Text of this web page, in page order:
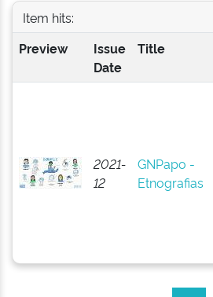
Item hits:
Preview
Issue
Date
Title
2021-
12
GNPapo -
Etnografias